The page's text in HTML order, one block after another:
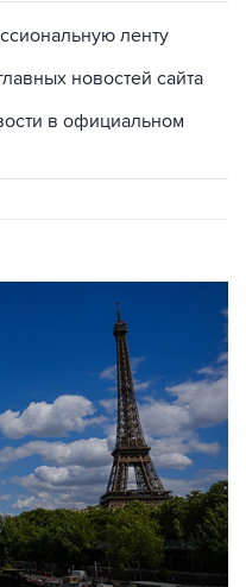
ленту
новостей сайта
в официальном